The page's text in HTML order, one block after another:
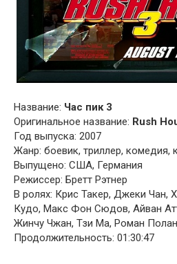
Название: Час пик 3
Оригинальное название: Rush
Год выпуска: 2007
Жанр: боевик, триллер, комедия,
Выпущено: США, Германия
Режиссер: Бретт Рэтнер
В ролях: Крис Такер, Джеки Чан,
Кудо, Макс Фон Сюдов, Айван
Жинчу Чжан, Тзи Ма, Роман
Продолжительность: 01:30:47